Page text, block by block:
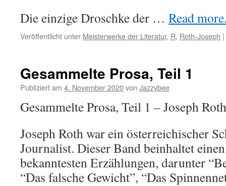
Die einzige Droschke der … Read
Veröffentlicht unter Meisterwerke der Literatur, R, Roth-Joseph |
Gesammelte Prosa, Teil 1
Publiziert am 4. November 2020von Jazzybee
Gesammelte Prosa, Teil 1 – Joseph Roth
Joseph Roth war ein österreichischer
Journalist. Dieser Band beinhaltet
bekanntesten Erzählungen, darunter
“Das falsche Gewicht”, “Das